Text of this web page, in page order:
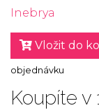
Inebrya
Vložit do
objednávku
Koupíte v